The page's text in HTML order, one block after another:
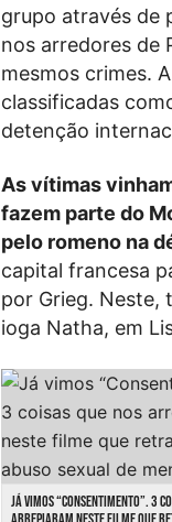
grupo através de
nos arredores de
mesmos crimes.
classificadas
detenção
As vítimas
fazem parte do
pelo romeno na
capital francesa
por Grieg. Neste,
ioga Natha, em
JÁ VIMOS “CONSENTIMENTO”. 3